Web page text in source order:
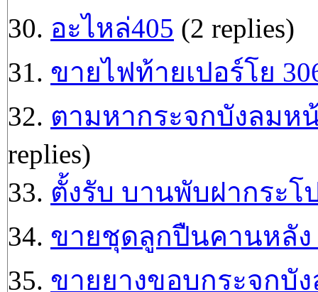
30. อะไหล่405 (2 replies)
31. ขายไฟท้ายเปอร์โย
32. ตามหากระจกบังลมหน้
replies)
33. ตั้งรับ บานพับฝากระโ
34. ขายชุดลูกปืนคานหลัง
35. ขายยางขอบกระจกบั